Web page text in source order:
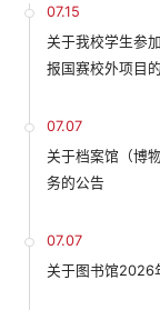
07.15
关于我校学生参
报国赛校外项目
07.07
关于档案馆（博
务的公告
07.07
关于图书馆2026